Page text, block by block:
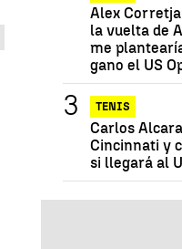
Alex
la vuelta de
me
gano el US
TENIS
Carlos
Cincinnati y
si llegará al